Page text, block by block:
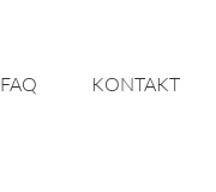
FAQ KON­TAKT